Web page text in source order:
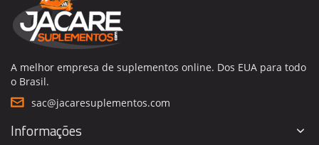
A melhor empresa de suplementos online. Dos EUA para todo
o Brasil.
sac@jacaresuplementos.com
Informações